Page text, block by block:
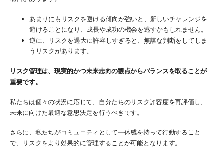
あまりにもリスクを避ける傾向が強いと、新しいチャレンジを
避けることになり、成長や成功の機会を逃すかもしれません。
逆に、リスクを過大に許容しすぎると、無謀な判断をしてしま
うリスクがあります。
リスク管理は、現実的かつ未来志向の観点からバランスを取ることが
重要です。
私たちは個々の状況に応じて、自分たちのリスク許容度を再評価し、
未来に向けた最適な意思決定を行うべきです。
さらに、私たちがコミュニティとして一体感を持って行動すること
で、リスクをより効果的に管理することが可能となります。